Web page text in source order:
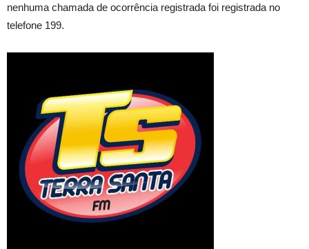
nenhuma chamada de ocorrência registrada foi registrada no
telefone 199.